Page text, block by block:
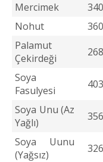
Mercimek
340
Nohut
360
Palamut
Çekirdeği
268
Soya
Fasulyesi
403
Soya Unu (Az
Yağlı)
356
Soya Uunu
(Yağsız)
326